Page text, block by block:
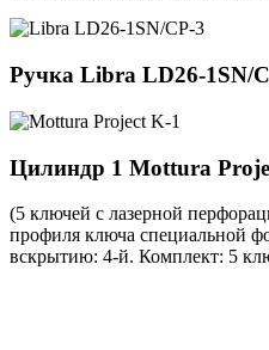
Ручка Libra LD26-1SN/
Цилиндр 1 Mottura
(5 ключей с лазерной
профиля ключа специальной
вскрытию: 4-й. Комплект: 5